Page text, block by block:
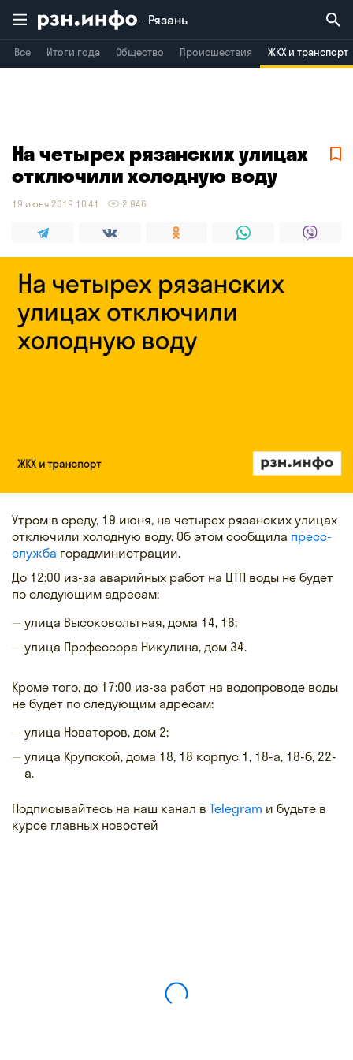
Рязань
Все Итоги года Общество Происшествия ЖКХ и транспорт
Воронеж Брянск
На четырех рязанских улицах
отключили холодную воду
19 июня 2019 10:41 2 946
Утром в среду, 19 июня, на четырех рязанских улицах
отключили холодную воду. Об этом сообщила пресс-
служба горадминистрации.
До 12:00 из-за аварийных работ на ЦТП воды не будет
по следующим адресам:
улица Высоковольтная, дома 14, 16;
улица Профессора Никулина, дом 34.
Кроме того, до 17:00 из-за работ на водопроводе воды
не будет по следующим адресам:
улица Новаторов, дом 2;
улица Крупской, дома 18, 18 корпус 1, 18-а, 18-б, 22-
а.
Подписывайтесь на наш канал в Telegram и будьте в
курсе главных новостей